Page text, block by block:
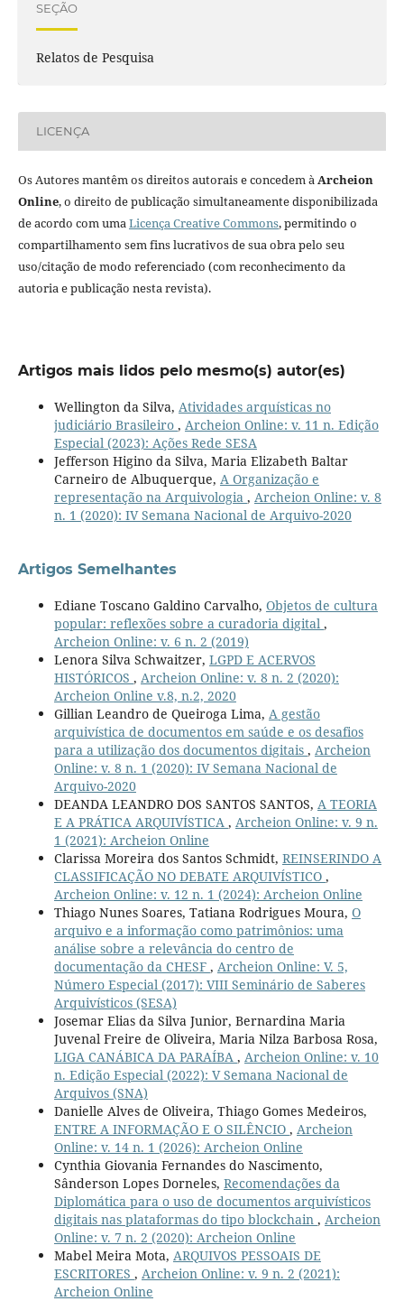
SEÇÃO
Relatos de Pesquisa
LICENÇA
Os Autores mantêm os direitos autorais e concedem àArcheion
Online, o direito de publicação simultaneamente disponibilizada
de acordo com umaLicença Creative Commons, permitindo o
compartilhamento sem fins lucrativos de sua obra pelo seu
uso/citação de modo referenciado (com reconhecimento da
autoria e publicação nesta revista).
Artigos mais lidos pelo mesmo(s) autor(es)
Wellington da Silva, Atividades arquísticas no
judiciário Brasileiro , Archeion Online: v. 11 n. Edição
Especial (2023): Ações Rede SESA
Jefferson Higino da Silva, Maria Elizabeth Baltar
Carneiro de Albuquerque, A Organização e
representação na Arquivologia , Archeion Online: v. 8
n. 1 (2020): IV Semana Nacional de Arquivo-2020
Artigos Semelhantes
Ediane Toscano Galdino Carvalho, Objetos de cultura
popular: reflexões sobre a curadoria digital ,
Archeion Online: v. 6 n. 2 (2019)
Lenora Silva Schwaitzer, LGPD E ACERVOS
HISTÓRICOS , Archeion Online: v. 8 n. 2 (2020):
Archeion Online v.8, n.2, 2020
Gillian Leandro de Queiroga Lima, A gestão
arquivística de documentos em saúde e os desafios
para a utilização dos documentos digitais , Archeion
Online: v. 8 n. 1 (2020): IV Semana Nacional de
Arquivo-2020
DEANDA LEANDRO DOS SANTOS SANTOS, A TEORIA
E A PRÁTICA ARQUIVÍSTICA , Archeion Online: v. 9 n.
1 (2021): Archeion Online
Clarissa Moreira dos Santos Schmidt, REINSERINDO A
CLASSIFICAÇÃO NO DEBATE ARQUIVÍSTICO ,
Archeion Online: v. 12 n. 1 (2024): Archeion Online
Thiago Nunes Soares, Tatiana Rodrigues Moura, O
arquivo e a informação como patrimônios: uma
análise sobre a relevância do centro de
documentação da CHESF , Archeion Online: V. 5,
Número Especial (2017): VIII Seminário de Saberes
Arquivísticos (SESA)
Josemar Elias da Silva Junior, Bernardina Maria
Juvenal Freire de Oliveira, Maria Nilza Barbosa Rosa,
LIGA CANÁBICA DA PARAÍBA , Archeion Online: v. 10
n. Edição Especial (2022): V Semana Nacional de
Arquivos (SNA)
Danielle Alves de Oliveira, Thiago Gomes Medeiros,
ENTRE A INFORMAÇÃO E O SILÊNCIO , Archeion
Online: v. 14 n. 1 (2026): Archeion Online
Cynthia Giovania Fernandes do Nascimento,
Sânderson Lopes Dorneles, Recomendações da
Diplomática para o uso de documentos arquivísticos
digitais nas plataformas do tipo blockchain , Archeion
Online: v. 7 n. 2 (2020): Archeion Online
Mabel Meira Mota, ARQUIVOS PESSOAIS DE
ESCRITORES , Archeion Online: v. 9 n. 2 (2021):
Archeion Online